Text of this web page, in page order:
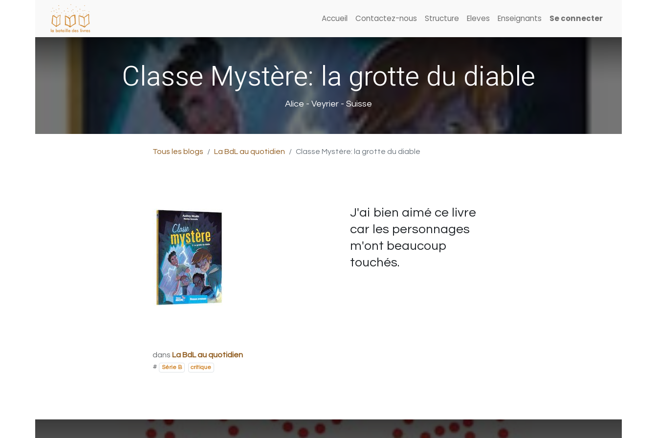
Accueil Contactez-nous Structure Eleves Enseignants Se connecter
Classe Mystère: la grotte du diable
Alice - Veyrier - Suisse
Tous les blogs La BdL au quotidien Classe Mystère: la grotte du diable
J'ai bien aimé ce livre
car les personnages
m'ont beaucoup
touchés.
dans La BdL au quotidien
#
Série B critique